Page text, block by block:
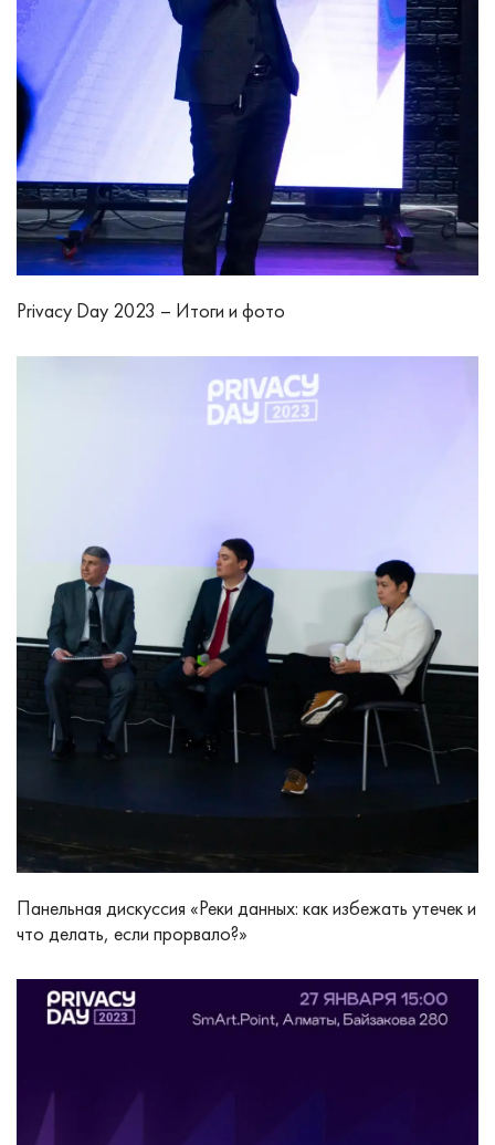
Privacy Day 2023 – Итоги и фото
Панельная дискуссия «Реки данных: как избежать утечек и
что делать, если прорвало?»